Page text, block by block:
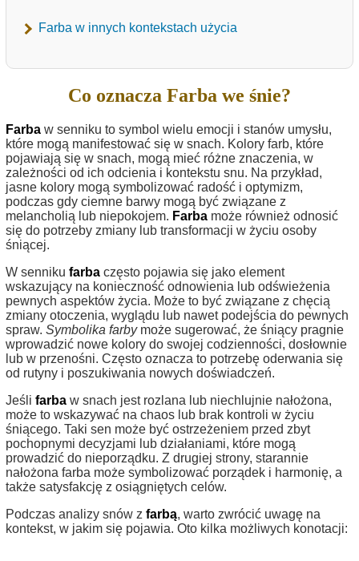
Farba w innych kontekstach użycia
Co oznacza Farba we śnie?
Farba w senniku to symbol wielu emocji i stanów umysłu,
które mogą manifestować się w snach. Kolory farb, które
pojawiają się w snach, mogą mieć różne znaczenia, w
zależności od ich odcienia i kontekstu snu. Na przykład,
jasne kolory mogą symbolizować radość i optymizm,
podczas gdy ciemne barwy mogą być związane z
melancholią lub niepokojem. Farba może również odnosić
się do potrzeby zmiany lub transformacji w życiu osoby
śniącej.
W senniku farba często pojawia się jako element
wskazujący na konieczność odnowienia lub odświeżenia
pewnych aspektów życia. Może to być związane z chęcią
zmiany otoczenia, wyglądu lub nawet podejścia do pewnych
spraw. Symbolika farbymoże sugerować, że śniący pragnie
wprowadzić nowe kolory do swojej codzienności, dosłownie
lub w przenośni. Często oznacza to potrzebę oderwania się
od rutyny i poszukiwania nowych doświadczeń.
Jeśli farba w snach jest rozlana lub niechlujnie nałożona,
może to wskazywać na chaos lub brak kontroli w życiu
śniącego. Taki sen może być ostrzeżeniem przed zbyt
pochopnymi decyzjami lub działaniami, które mogą
prowadzić do nieporządku. Z drugiej strony, starannie
nałożona farba może symbolizować porządek i harmonię, a
także satysfakcję z osiągniętych celów.
Podczas analizy snów z farbą, warto zwrócić uwagę na
kontekst, w jakim się pojawia. Oto kilka możliwych konotacji: